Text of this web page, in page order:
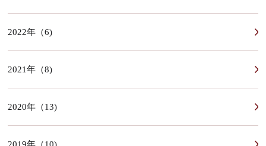
2022年（6)
2021年（8)
2020年（13)